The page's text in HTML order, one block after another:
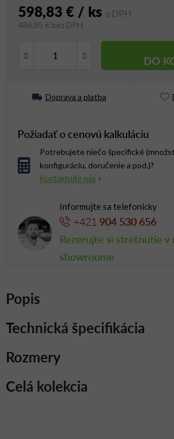
598,83 € / ks
486,85 € bez DPH
DO
Doprava a platba
Požiadať o cenovú kalkuláciu
Potrebujete niečo špecifické
konfiguráciu, doručenie a pod.)?
Informujte sa telefonicky
+421 904 530 656
Rezerujte si stretnutie v
showroome
Popis
Celá kolekcia
Rozmery
Technická špecifikácia